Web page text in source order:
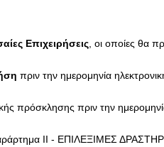
Επιχειρήσεις , οι οποίες θα
πριν την ημερομηνία
πρόσκλησης πριν την
II - EΠΙΛΕΞΙΜΕΣ